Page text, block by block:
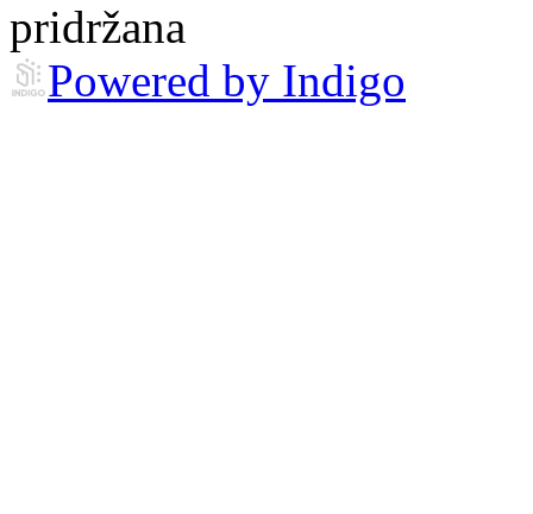
pridržana
Powered by Indigo